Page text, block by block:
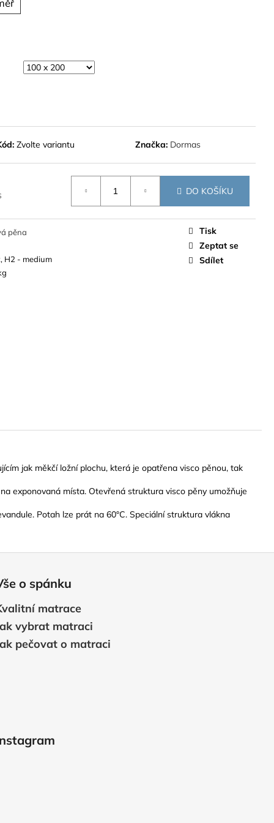
Zvolte variantu Značka: Dormas
DO KOŠÍKU
pěna
H2 - medium
Tisk
Zeptat se
Sdílet
jak měkčí ložní plochu, která je opatřena visco pěnou, tak
exponovaná místa. Otevřená struktura visco pěny umožňuje
Potah lze prát na 60°C. Speciální struktura vlákna
o spánku
matrace
vybrat matraci
pečovat o matraci